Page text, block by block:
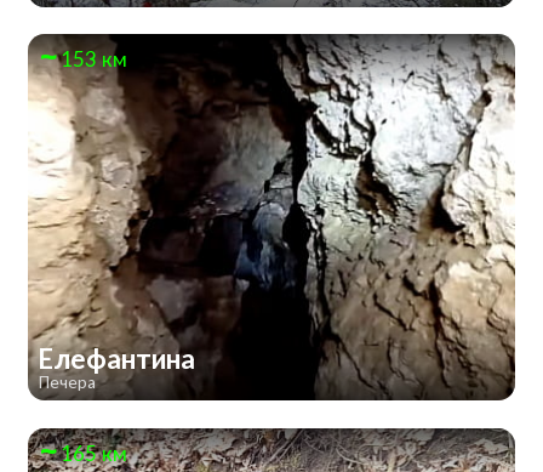
153 км
Елефантина
Печера
165 км